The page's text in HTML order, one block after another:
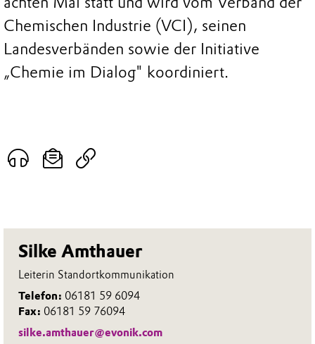
Silke Amthauer
Leiterin Standortkommunikation
Telefon: 06181 59 6094
Fax: 06181 59 76094
silke.amthauer@evonik.com
Chemischen Industrie (VCI), seinen
Landesverbänden sowie der Initiative
„Chemie im Dialog" koordiniert.